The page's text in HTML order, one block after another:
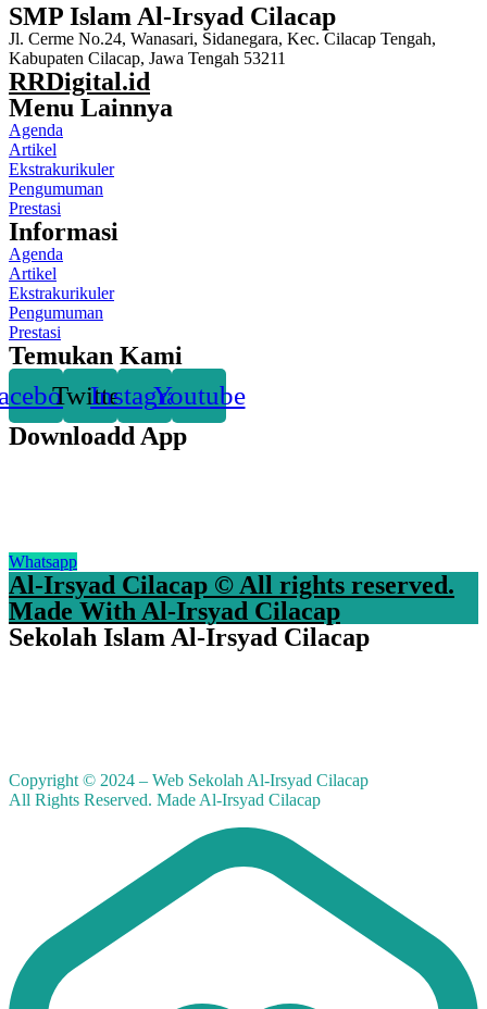
SMP Islam Al-Irsyad Cilacap
Jl. Cerme No.24, Wanasari, Sidanegara, Kec. Cilacap Tengah,
Kabupaten Cilacap, Jawa Tengah 53211
RRDigital.id
Menu Lainnya
Agenda
Artikel
Ekstrakurikuler
Pengumuman
Prestasi
Informasi
Agenda
Artikel
Ekstrakurikuler
Pengumuman
Prestasi
Temukan Kami
TwitterInstagramYoutube
Downloadd App
Whatsapp
Al-Irsyad Cilacap © All rights reserved.
Made With Al-Irsyad Cilacap
Sekolah Islam Al-Irsyad Cilacap
Copyright © 2024 – Web Sekolah Al-Irsyad Cilacap
All Rights Reserved. Made Al-Irsyad Cilacap